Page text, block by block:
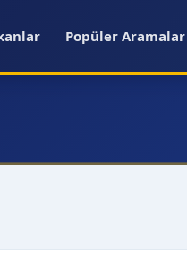
Popüler Aramalar